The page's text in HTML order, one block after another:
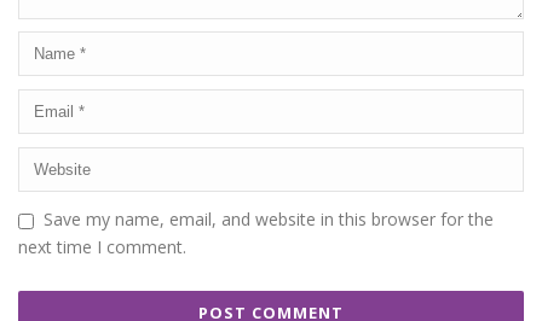
Save my name, email, and website in this browser for the
next time I comment.